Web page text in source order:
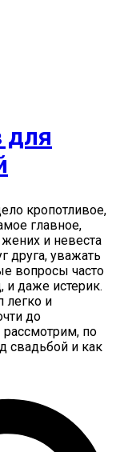
для
кропотливое,
главное,
и невеста
друга, уважать
вопросы часто
и даже истерик.
легко и
до
рассмотрим, по
свадьбой и как